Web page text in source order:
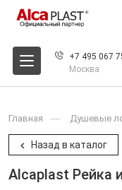
+7 495 067
Москва
Главная Душевые
Назад в каталог
Alcaplast Pейка